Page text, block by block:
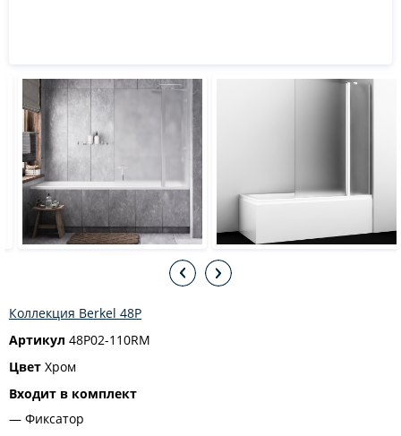
Коллекция Berkel 48P
Артикул 48P02-110RM
Цвет Хром
Входит в комплект
Фиксатор